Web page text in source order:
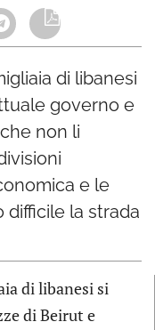
di libanesi
governo e
non li
e le
la strada
di libanesi si
di Beirut e